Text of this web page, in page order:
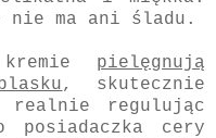
nie ma ani śladu.
pielęgnują
, skutecznie
realnie regulując
posiadaczka cery